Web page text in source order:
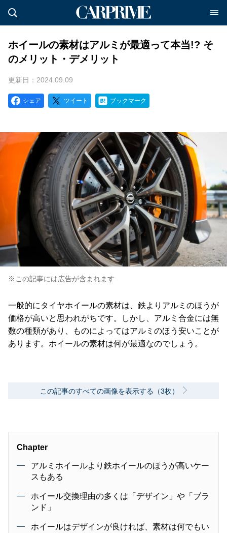
ホイールの素材はアルミが最適って本当!? そ
のメリット・デメリット
更新日：2024.09.09
シェア ツイート ブックマーク
※この記事には広告が含まれます
一般的にタイヤホイールの素材は、鉄よりアルミのほうが
価格が高いと思われがちです。しかし、アルミ合金には無
数の種類があり、ものによってはアルミのほう安いことが
あります。ホイールの素材は何が最適なのでしょう。
この記事のすべての画像を表示する（3枚）
Chapter
アルミホイールより鉄ホイールのほうが高いケー
スもある
ホイール交換理由の多くは「デザイン」や「ブラ
ンド」
ホイールはデザインが良ければ、素材は何でもい